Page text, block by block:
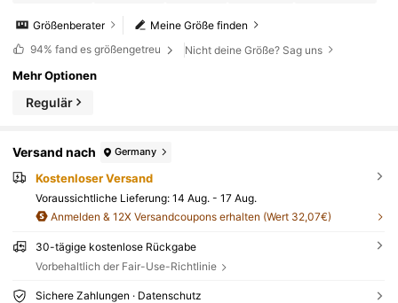
Meine Größe finden
Größenberater
94% fand es größengetreu Nicht deine Größe? Sag uns
Mehr Optionen
Regulär
Versand nach Germany
Kostenloser Versand
Voraussichtliche Lieferung: 14 Aug. - 17 Aug.
Anmelden & 12X Versandcoupons erhalten (Wert 32,07€)
30-tägige kostenlose Rückgabe
Vorbehaltlich der Fair-Use-Richtlinie
Sichere Zahlungen · Datenschutz